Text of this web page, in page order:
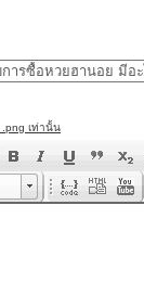
.png เท่านั้น